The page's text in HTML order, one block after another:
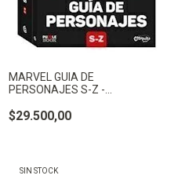
MARVEL GUIA DE
PERSONAJES S-Z -
APLICA
$29.500,00
SIN STOCK